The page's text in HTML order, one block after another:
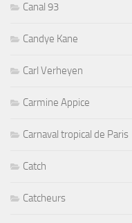
Canal 93
Candye Kane
Carl Verheyen
Carmine Appice
Carnaval tropical de Paris
Catch
Catcheurs